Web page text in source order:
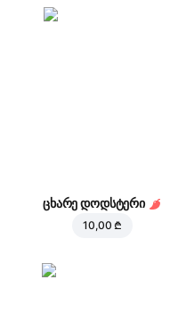
ცხარე დოდსტერი
10,00 ₾